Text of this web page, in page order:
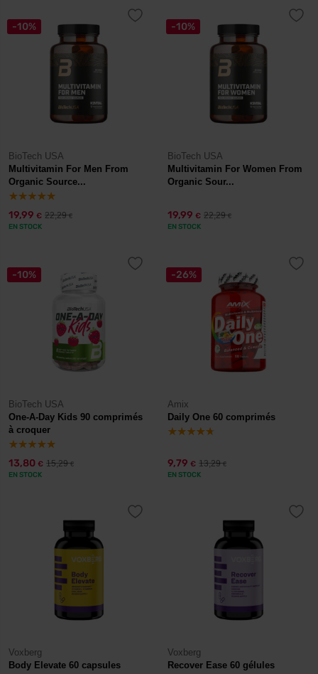
-10%
BioTech USA
Multivitamin For Men From
Organic Source...
19,99 € 22,29€
EN STOCK
-10%
BioTech USA
Multivitamin For Women From
Organic Sour...
19,99 € 22,29€
EN STOCK
-10%
BioTech USA
One-A-Day Kids 90 comprimés
à croquer
13,80 € 15,29€
EN STOCK
-26%
Amix
Daily One 60 comprimés
9,79 € 13,29€
EN STOCK
Voxberg
Body Elevate 60 capsules
Voxberg
Recover Ease 60 gélules